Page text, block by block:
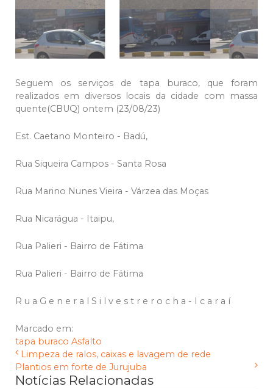
Seguem os serviços de tapa buraco, que foram
realizados em diversos locais da cidade com massa
quente(CBUQ) ontem (23/08/23)
Est. Caetano Monteiro - Badú,
Rua Siqueira Campos - Santa Rosa
Rua Marino Nunes Vieira - Várzea das Moças
Rua Nicarágua - Itaipu,
Rua Palieri - Bairro de Fátima
Rua Palieri - Bairro de Fátima
R u a G e n e r a l S i l v e s t r e r o c h a - I c a r a í
Marcado em:
tapa buraco Asfalto
Limpeza de ralos, caixas e lavagem de rede
Plantios em forte de Jurujuba
Notícias Relacionadas